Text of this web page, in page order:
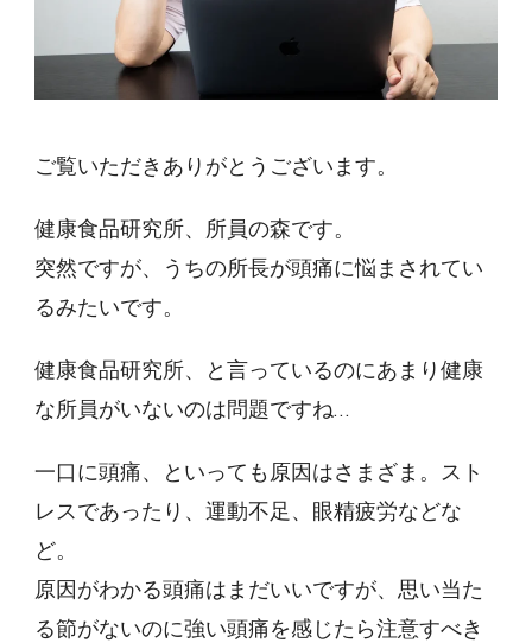
ご覧いただきありがとうございます。
健康食品研究所、所員の森です。
突然ですが、うちの所長が頭痛に悩まされてい
るみたいです。
健康食品研究所、と言っているのにあまり健康
な所員がいないのは問題ですね…
一口に頭痛、といっても原因はさまざま。スト
レスであったり、運動不足、眼精疲労などな
ど。
原因がわかる頭痛はまだいいですが、思い当た
る節がないのに強い頭痛を感じたら注意すべき